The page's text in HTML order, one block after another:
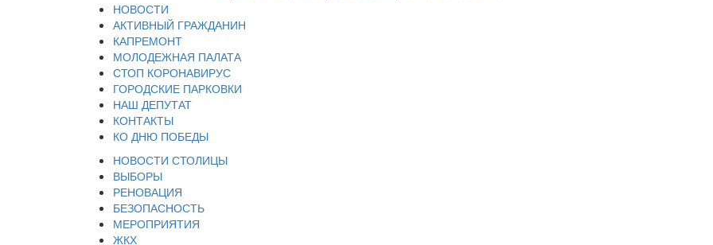
НОВОСТИ
АКТИВНЫЙ ГРАЖДАНИН
КАПРЕМОНТ
МОЛОДЕЖНАЯ ПАЛАТА
СТОП КОРОНАВИРУС
ГОРОДСКИЕ ПАРКОВКИ
НАШ ДЕПУТАТ
КОНТАКТЫ
КО ДНЮ ПОБЕДЫ
НОВОСТИ СТОЛИЦЫ
ВЫБОРЫ
РЕНОВАЦИЯ
БЕЗОПАСНОСТЬ
МЕРОПРИЯТИЯ
ЖКХ